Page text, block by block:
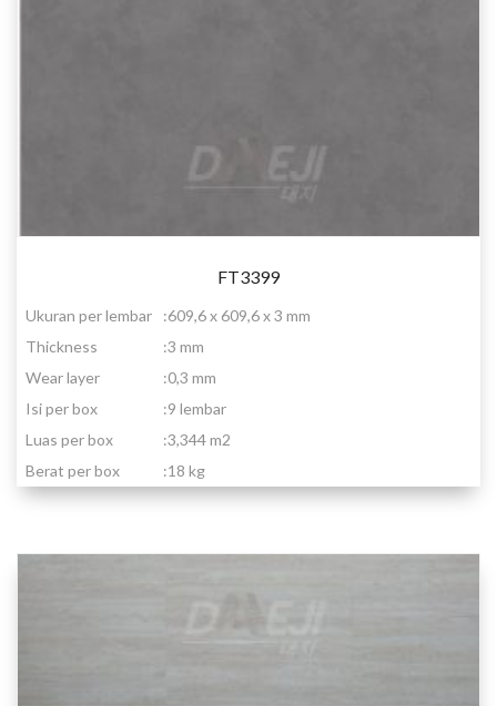
FT3399
Ukuran per lembar :609,6 x 609,6 x 3 mm
Thickness
:3 mm
Wear layer
:0,3 mm
Isi per box
:9 lembar
Luas per box
:3,344 m2
Berat per box
:18 kg